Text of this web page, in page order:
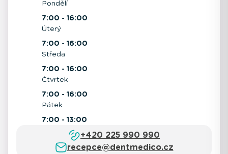
Pondělí
7:00 - 16:00
Úterý
7:00 - 16:00
Středa
7:00 - 16:00
Čtvrtek
7:00 - 16:00
Pátek
7:00 - 13:00
+420 225 990 990
recepce@dentmedico.cz